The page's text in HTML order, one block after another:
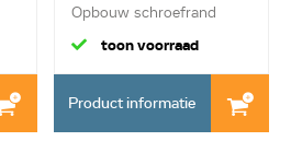
Opbouw schroefrand
toon voorraad
Product informatie